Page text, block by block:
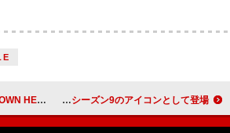
すべき初ライブを目撃 ブルーノ・マーズ、『Fortnite Festival』シーズン9のアイコンとして登場